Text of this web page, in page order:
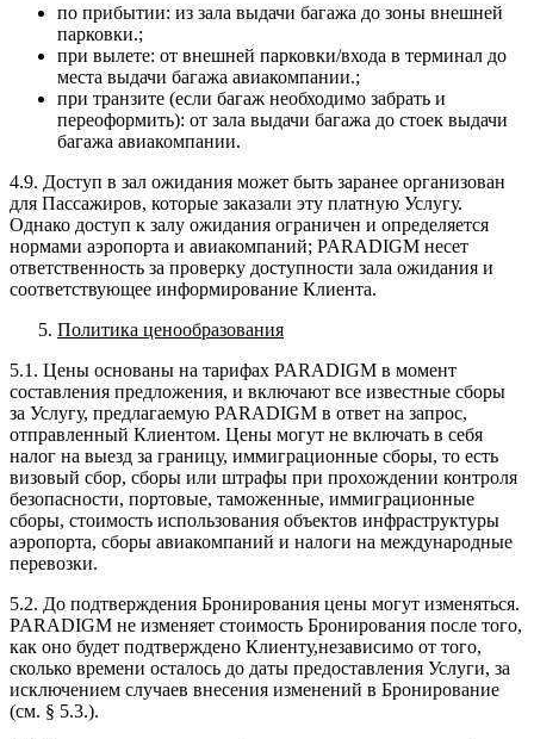
по прибытии: из зала выдачи багажа до зоны внешней
парковки.;
при вылете: от внешней парковки/входа в терминал до
места выдачи багажа авиакомпании.;
при транзите (если багаж необходимо забрать и
переоформить): от зала выдачи багажа до стоек выдачи
багажа авиакомпании.
4.9. Доступ в зал ожидания может быть заранее организован
для Пассажиров, которые заказали эту платную Услугу.
Однако доступ к залу ожидания ограничен и определяется
нормами аэропорта и авиакомпаний; PARADIGM несет
ответственность за проверку доступности зала ожидания и
соответствующее информирование Клиента.
Политика ценообразования
5.1. Цены основаны на тарифах PARADIGM в момент
составления предложения, и включают все известные сборы
за Услугу, предлагаемую PARADIGM в ответ на запрос,
отправленный Клиентом. Цены могут не включать в себя
налог на выезд за границу, иммиграционные сборы, то есть
визовый сбор, сборы или штрафы при прохождении контроля
безопасности, портовые, таможенные, иммиграционные
сборы, стоимость использования объектов инфраструктуры
аэропорта, сборы авиакомпаний и налоги на международные
перевозки.
5.2. До подтверждения Бронирования цены могут изменяться.
PARADIGM не изменяет стоимость Бронирования после того,
как оно будет подтверждено Клиенту,независимо от того,
сколько времени осталось до даты предоставления Услуги, за
исключением случаев внесения изменений в Бронирование
(см. § 5.3.).